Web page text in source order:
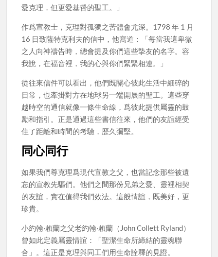
愛克理，但更愛基督的聖工。」
作爲宣教士，克理對孤獨之苦體會尤深。1798 年 1 月
16 日致薩特克利夫的信中，他寫道：「每當我這卑微
之人向神禱告時，總會提及你們這些摯友的名字。容
我說，在福音裡，我的心與你們緊緊相連。」
從往來信件可以看出，他們既關心彼此生活中細碎的
日常，也牽掛對方在地球另一端開展的聖工。這些穿
越時空的通信就像一條生命線，爲彼此提供屬靈的鼓
勵和指引。正是通過這些書信往來，他們的友誼經受
住了距離和時間的考驗，歷久彌堅。
同心同行
如果我們尊克理爲現代宣教之父，也當記念那些被遺
忘的宣教先驅們。他們之間那份兄弟之愛、靈裡相契
的友誼，實在值得我們效法。這般情誼，既美好，更
珍貴。
小約翰·賴蘭之父老約翰·賴蘭（John Collett Ryland）
曾如此定義屬靈情誼：「聖潔生命所締結的靈魂聯
合」。這正是克理與同工們用生命詮釋的見證。